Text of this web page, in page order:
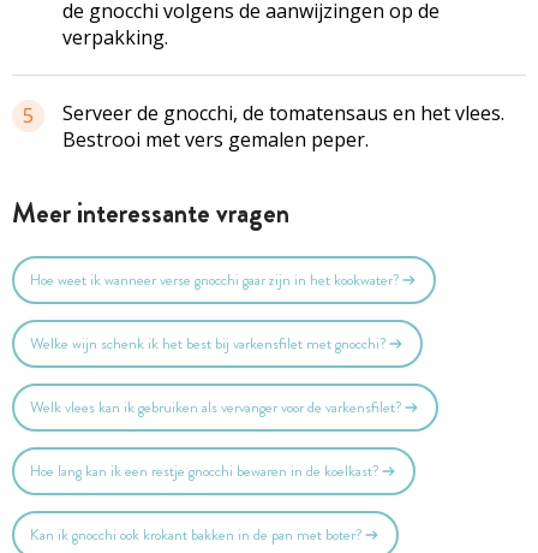
de gnocchi volgens de aanwijzingen op de
verpakking.
5
Serveer de gnocchi, de tomatensaus en het vlees.
Bestrooi met vers gemalen peper.
Meer interessante vragen
Hoe weet ik wanneer verse gnocchi gaar zijn in het kookwater?
Welke wijn schenk ik het best bij varkensfilet met gnocchi?
Welk vlees kan ik gebruiken als vervanger voor de varkensfilet?
Hoe lang kan ik een restje gnocchi bewaren in de koelkast?
Kan ik gnocchi ook krokant bakken in de pan met boter?